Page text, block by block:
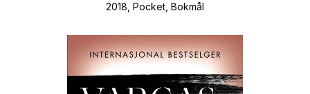
Fury Bound - Sable Sorensen
Elizabeth Strout
2018 , Pocket , Bokmål